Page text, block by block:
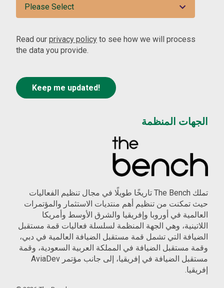
Read our privacy policy to see how we will process
the data you provide.
الجهات المنظمة
تملك The Bench تاريخًا طويلًا في مجال تنظيم الفعاليات
حيث تمكنت من تنظيم أهم منتديات الاستثمار والمؤتمرات
العالمية في أوروبا وإفريقيا والشرق الأوسط وأمريكا
اللاتينية، وهي الجهة المنظمة لسلسلة فعاليات قمة مستقبل
الضيافة التي تشمل قمة مستقبل الضيافة العالمية في دبي،
وقمة مستقبل الضيافة في المملكة العربية السعودية، وقمة
مستقبل الضيافة في إفريقيا، إلى جانب مؤتمر AviaDev
إفريقيا.